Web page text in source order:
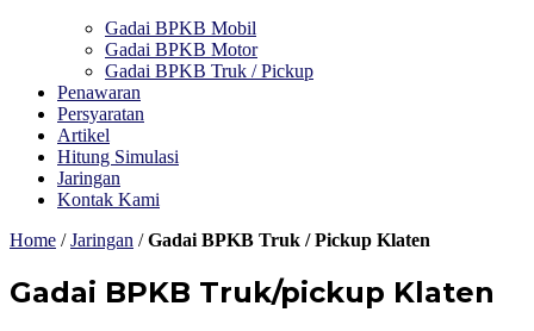
Gadai BPKB Mobil
Gadai BPKB Motor
Gadai BPKB Truk / Pickup
Penawaran
Persyaratan
Artikel
Hitung Simulasi
Jaringan
Kontak Kami
Home /Jaringan /Gadai BPKB Truk / Pickup Klaten
Gadai BPKB Truk/pickup Klaten